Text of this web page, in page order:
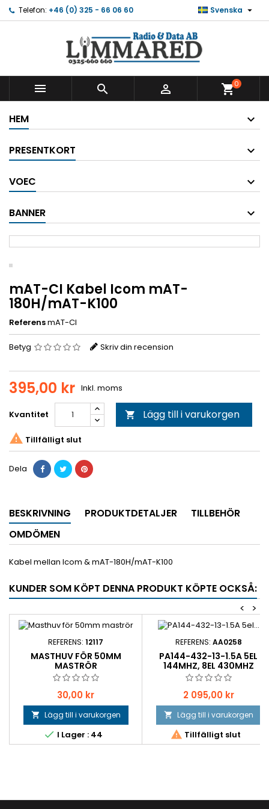
Telefon: +46 (0) 325 - 66 06 60 Svenska 
   shopping_cart0
HEM
PRESENTKORT
VOEC
BANNER
mAT-CI Kabel Icom mAT-
180H/mAT-K100
ReferensmAT-CI
Betyg Skriv din recension
395,00 kr Inkl. moms
Kvantitet  Lägg till i varukorgen
 Tillfälligt slut
Dela
BESKRIVNING PRODUKTDETALJER
TILLBEHÖR
OMDÖMEN
Kabel mellan Icom & mAT-180H/mAT-K100
KUNDER SOM KÖPT DENNA PRODUKT KÖPTE OCKSÅ:
>
<
REFERENS: 12117
MASTHUV FÖR 50MM
MASTRÖR
Pris
30,00 kr
 Lägg till i varukorgen
 I Lager : 44
REFERENS: AA0258
PA144-432-13-1.5A 5EL
144MHZ, 8EL 430MHZ
Pris
2 095,00 kr
 Lägg till i varukorgen
 Tillfälligt slut